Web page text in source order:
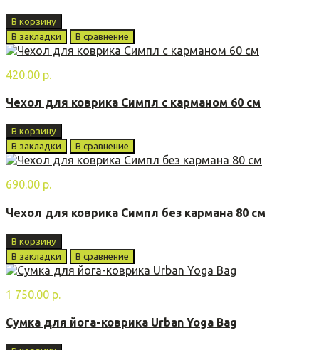
В корзину
В закладки
В сравнение
420.00 р.
Чехол для коврика Симпл с карманом 60 см
В корзину
В закладки
В сравнение
690.00 р.
Чехол для коврика Симпл без кармана 80 см
В корзину
В закладки
В сравнение
1 750.00 р.
Сумка для йога-коврика Urban Yoga Bag